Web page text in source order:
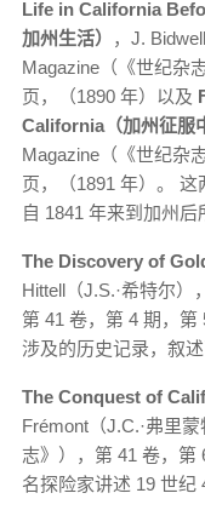
Life in California
加州生活）
，J.
Magazine（《世纪杂
页，（1890 年）以及
California（加州征服
Magazine（《世纪杂
页，（1891 年）。
自 1841 年来到加州后
The Discovery of
Hittell（J.S.·希特尔）
第 41 卷，第 4 期，
涉及的历史记录，叙
The Conquest of
Frémont（J.C.·弗里
志》），第 41 卷，第
名探险家讲述 19 世纪